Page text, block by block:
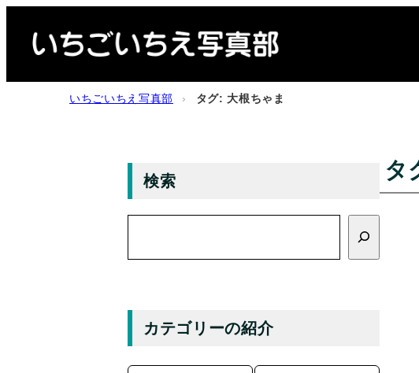
いちごいちえ写真部 › タグ: 大根ちゃま
タ
検索
カテゴリーの紹介